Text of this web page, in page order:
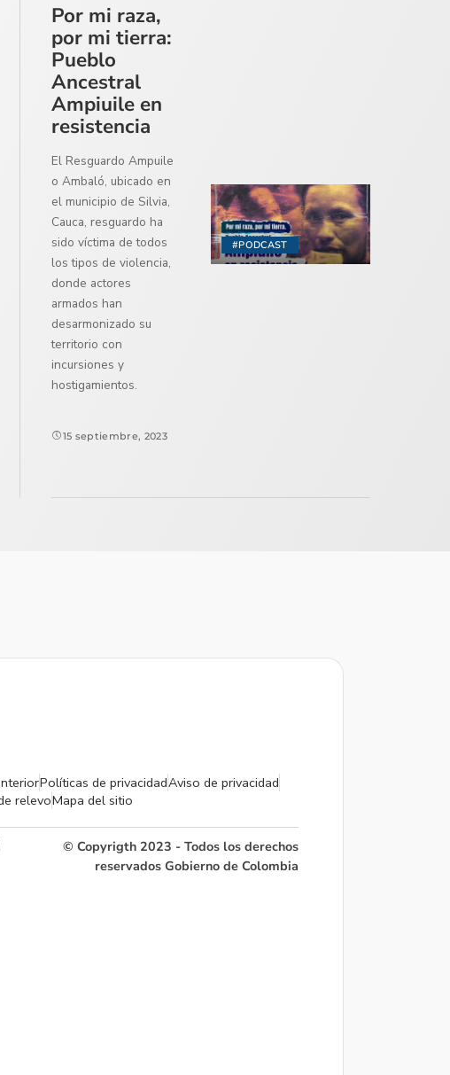
#PODCAST
Por mi raza,
por mi tierra:
Pueblo
Ancestral
Ampiuile en
resistencia
El Resguardo Ampuile
o Ambaló, ubicado en
el municipio de Silvia,
Cauca, resguardo ha
sido víctima de todos
los tipos de violencia,
donde actores
armados han
desarmonizado su
territorio con
incursiones y
hostigamientos.
15 septiembre, 2023
Políticas de privacidadAviso de privacidad
relevoMapa del sitio
© Copyrigth 2023 - Todos los derechos
reservados Gobierno de Colombia